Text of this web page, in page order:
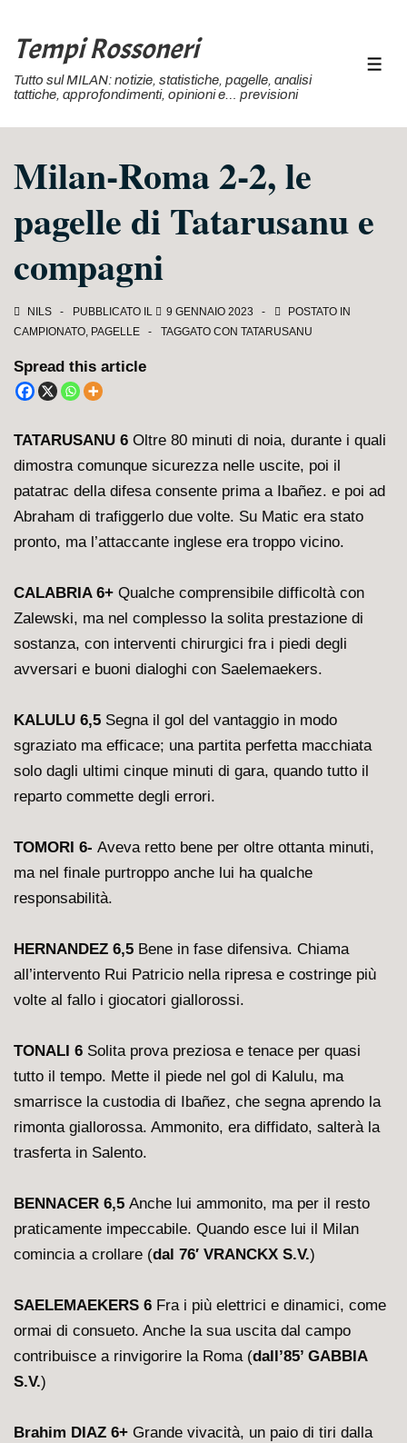
Vai
contenuto
Tempi Rossoneri
Tutto sul MILAN: notizie, statistiche, pagelle, analisi
tattiche, approfondimenti, opinioni e… previsioni
Milan-Roma 2-2, le
pagelle di Tatarusanu e
compagni
NILS PUBBLICATO IL 9 GENNAIO 2023
POSTATO IN
CAMPIONATO, PAGELLE TAGGATO CON TATARUSANU
Spread this article
TATARUSANU 6 Oltre 80 minuti di noia, durante i quali
dimostra comunque sicurezza nelle uscite, poi il
patatrac della difesa consente prima a Ibañez. e poi ad
Abraham di trafiggerlo due volte. Su Matic era stato
pronto, ma l’attaccante inglese era troppo vicino.
CALABRIA 6+ Qualche comprensibile difficoltà con
Zalewski, ma nel complesso la solita prestazione di
sostanza, con interventi chirurgici fra i piedi degli
avversari e buoni dialoghi con Saelemaekers.
KALULU 6,5 Segna il gol del vantaggio in modo
sgraziato ma efficace; una partita perfetta macchiata
solo dagli ultimi cinque minuti di gara, quando tutto il
reparto commette degli errori.
TOMORI 6- Aveva retto bene per oltre ottanta minuti,
ma nel finale purtroppo anche lui ha qualche
responsabilità.
HERNANDEZ 6,5 Bene in fase difensiva. Chiama
all’intervento Rui Patricio nella ripresa e costringe più
volte al fallo i giocatori giallorossi.
TONALI 6 Solita prova preziosa e tenace per quasi
tutto il tempo. Mette il piede nel gol di Kalulu, ma
smarrisce la custodia di Ibañez, che segna aprendo la
rimonta giallorossa. Ammonito, era diffidato, salterà la
trasferta in Salento.
BENNACER 6,5 Anche lui ammonito, ma per il resto
praticamente impeccabile. Quando esce lui il Milan
comincia a crollare (dal 76′ VRANCKX S.V.)
SAELEMAEKERS 6 Fra i più elettrici e dinamici, come
ormai di consueto. Anche la sua uscita dal campo
contribuisce a rinvigorire la Roma (dall’85’ GABBIA
S.V.)
Brahim DIAZ 6+ Grande vivacità, un paio di tiri dalla